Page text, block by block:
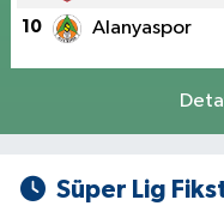
10 Alanyaspor
Süper Lig